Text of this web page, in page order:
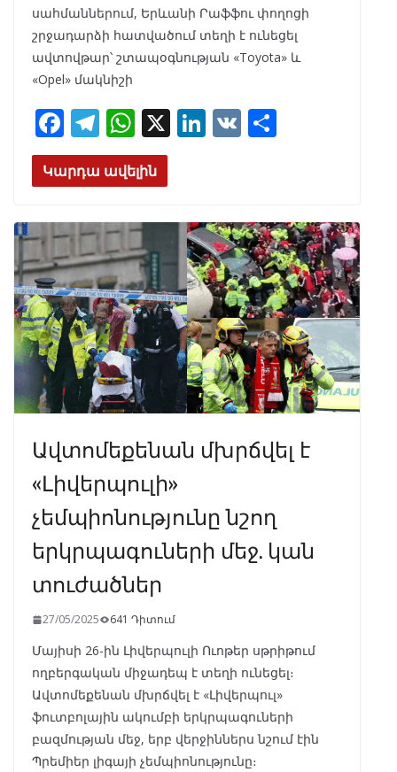
սահմաններում, Երևանի Րաֆֆու փողոցի
շրջադարձի հատվածում տեղի է ունեցել
ավտովթար՝ շտապօգնության «Toyota» և
«Opel» մակնիշի
F
ac
e
o
o
k
T
el
e
a
m
W
h
at
A
p
p
X Li
n
dI
n
V
K
Կարդա ավելին
Ավտոմեքենան մխրճվել է
«Լիվերպուլի»
չեմպիոնությունը նշող
երկրպագուների մեջ. կան
տուժածներ
27/05/2025 641 Դիտում
Մայիսի 26-ին Լիվերպուլի Ուոթեր սթրիթում
ողբերգական միջադեպ է տեղի ունեցել։
Ավտոմեքենան մխրճվել է «Լիվերպուլ»
ֆուտբոլային ակումբի երկրպագուների
բազմության մեջ, երբ վերջիններս նշում էին
Պրեմիեր լիգայի չեմպիոնությունը։